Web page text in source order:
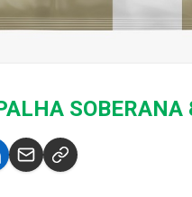
SOBERANA